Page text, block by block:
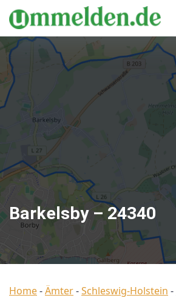
Barkelsby – 24340
Home-Ämter-Schleswig-Holstein -